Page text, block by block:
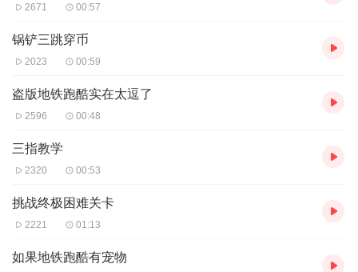
2671 00:57
锅铲三跳穿币
2023 00:59
盗版地铁跑酷实在太逗了
2596 00:48
三指教学
2320 00:53
挑战终极困难关卡
2221 01:13
如果地铁跑酷有宠物